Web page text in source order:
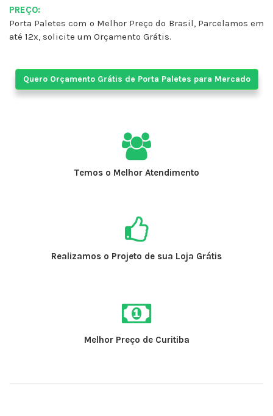
PREÇO:
Porta Paletes com o Melhor Preço do Brasil, Parcelamos em
até 12x, solicite um Orçamento Grátis.
Quero Orçamento Grátis de Porta Paletes para Mercado
Temos o Melhor Atendimento
Realizamos o Projeto de sua Loja Grátis
Melhor Preço de Curitiba